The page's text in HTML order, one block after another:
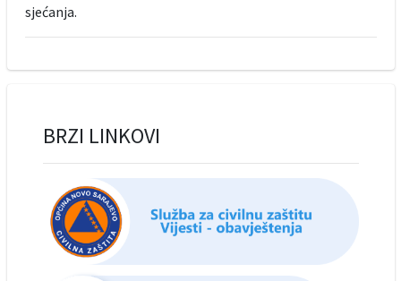
sjećanja.
BRZI LINKOVI